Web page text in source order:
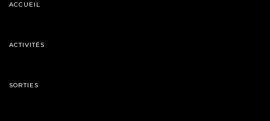
ACCUEIL
ACTIVITÉS
SORTIES